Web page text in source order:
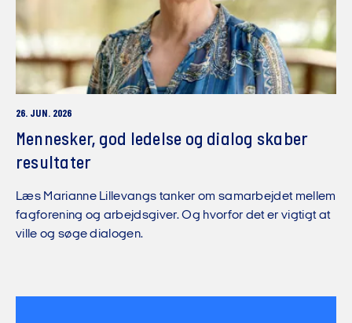
26. JUN. 2026
Mennesker, god ledelse og dialog skaber
resultater
Læs Marianne Lillevangs tanker om samarbejdet mellem
fagforening og arbejdsgiver. Og hvorfor det er vigtigt at
ville og søge dialogen.